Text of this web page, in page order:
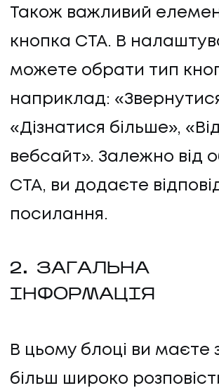
Також важливий
кнопка CTA. В
можете обрати тип
наприклад:
«Дізнатися більше»,
вебсайт». Залежно від
CTA, ви додаєте
посилання.
2. ЗАГАЛЬНА
ІНФОРМАЦІЯ
В цьому блоці ви маєте
більш широко